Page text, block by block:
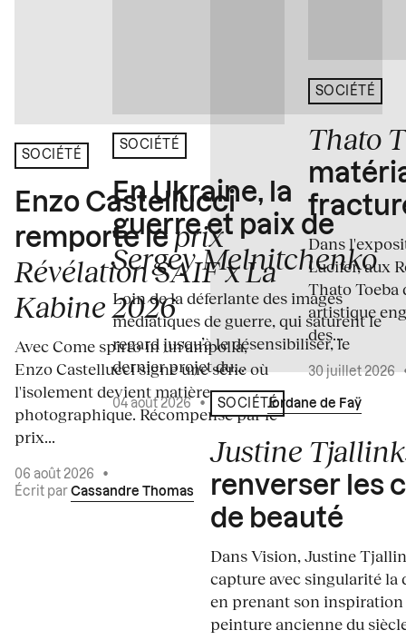
SOCIÉTÉ
Enzo Castellucci
remporte le prix
Révélation SAIF x La
Kabine 2026
Avec Come spirto in un'ampolla,
Enzo Castellucci signe une série où
l'isolement devient matière
photographique. Récompensé par le
prix...
06 août 2026
•
Écrit par Cassandre Thomas
SOCIÉTÉ
En Ukraine, la
guerre et paix de
Sergey Melnitchenko
Loin de la déferlante des images
médiatiques de guerre, qui saturent le
regard jusqu’à le désensibiliser, le
dernier projet du...
04 août 2026 • Écrit par Jordane de Faÿ
SOCIÉTÉ
Justine
renverser les
de beauté
Dans Vision, Justine
capture avec singularité la
en prenant son inspiration
peinture ancienne du
SOCIÉTÉ
Thato
Dans
Lucifer, aux
Thato Toeba
artistique
des...
30 juillet 2026